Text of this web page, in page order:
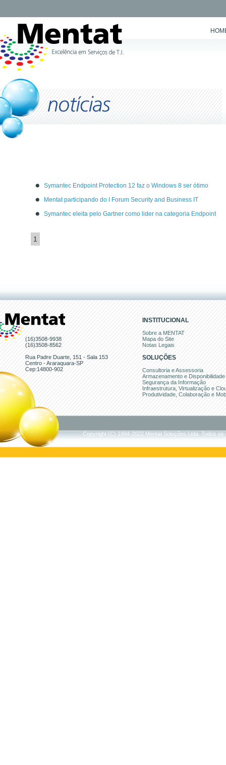
Symantec Endpoint Protection 12 faz o Windows 8 ser ótimo
Mentat participando do I Forum Security and Business IT
Symantec eleita pelo Gartner como lider na categoria Endpoint
1
(16)3508-9938
(16)3508-8562
Rua Padre Duarte, 151 - Sala 153
Centro - Araraquara-SP
Cep:14800-902
INSTITUCIONAL
Sobre a MENTAT
Mapa do Site
Notas Legais
SOLUÇÕES
Consultoria e Assessoria
Armazenamento e Disponibilidade
Segurança da Informação
Infraestrutura, Virtualização e
Produtividade, Colaboração e
Copyright (C) 1994-2022 Mentat Soluções Ltda. Todos